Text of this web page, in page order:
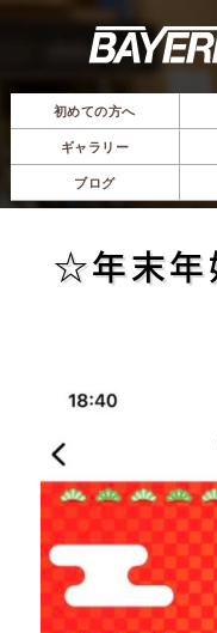
初めての方へ
ギャラリー
ブログ
☆年末年